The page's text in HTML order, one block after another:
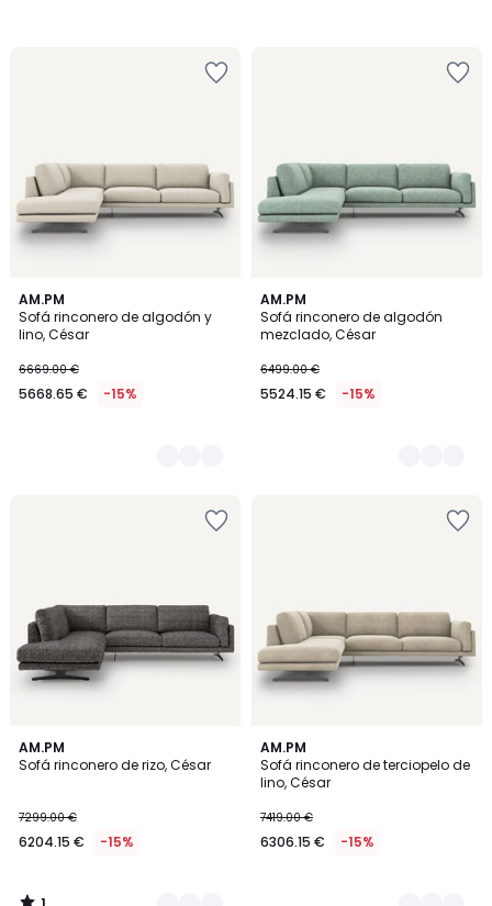
AM.PM
Sofá rinconero de algodón y
lino, César
6669.00 €
5668.65 € -15%
3
Colores
AM.PM
Sofá rinconero de algodón
mezclado, César
6499.00 €
5524.15 € -15%
2
Colores
AM.PM
Sofá rinconero de rizo, César
7299.00 €
6204.15 € -15%
1
/
3
Colores
AM.PM
Sofá rinconero de terciopelo de
lino, César
7419.00 €
6306.15 € -15%
5
Colores